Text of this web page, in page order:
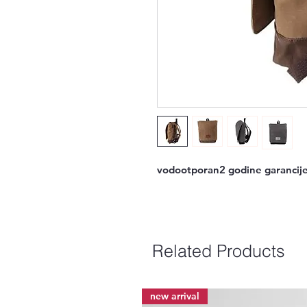
vodootporan2 godine
Related Products
new arrival